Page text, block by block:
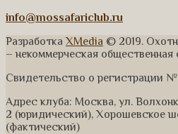
info@mossafariclub.ru
Разработка XMedia © 2019.
– некоммерческая общественная
Свидетельство о регистрации
Адрес клуба: Москва, ул.
2 (юридический), Хорошевское
(фактический)